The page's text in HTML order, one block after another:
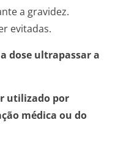
a gravidez.
evitadas.
dose ultrapassar a
utilizado por
médica ou do